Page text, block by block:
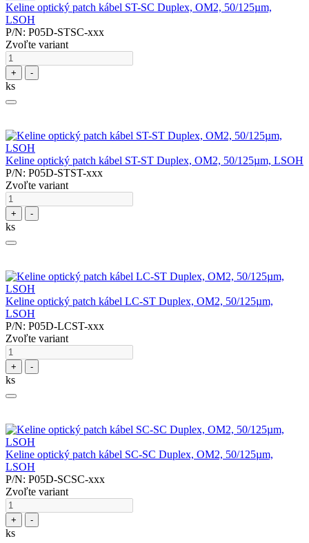
Keline optický patch kábel ST-SC Duplex, OM2, 50/125µm,
LSOH
P/N: P05D-STSC-xxx
Zvoľte variant
+ -
ks
Keline optický patch kábel ST-ST Duplex, OM2, 50/125µm, LSOH
P/N: P05D-STST-xxx
Zvoľte variant
+ -
ks
Keline optický patch kábel LC-ST Duplex, OM2, 50/125µm,
LSOH
P/N: P05D-LCST-xxx
Zvoľte variant
+ -
ks
Keline optický patch kábel SC-SC Duplex, OM2, 50/125µm,
LSOH
P/N: P05D-SCSC-xxx
Zvoľte variant
+ -
ks